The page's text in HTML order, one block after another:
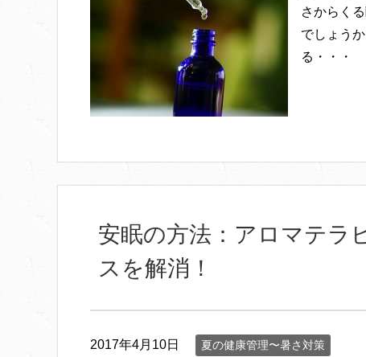
さからく
でしょう
る・・・
安眠の方法：アロマテラ
スを解消！
2017年4月10日 夏の健康管理〜暑さ対策